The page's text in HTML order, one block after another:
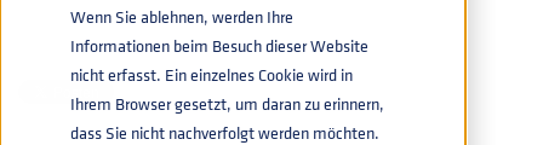
Wenn Sie ablehnen, werden Ihre
Informationen beim Besuch dieser Website
nicht erfasst. Ein einzelnes Cookie wird in
Ihrem Browser gesetzt, um daran zu erinnern,
dass Sie nicht nachverfolgt werden möchten.
CHEMIE,KERNENERGIE,FARBEN UND LACKE
PRODUKTE,BATTERIE,PRESS 26.06.2025 15:23:13